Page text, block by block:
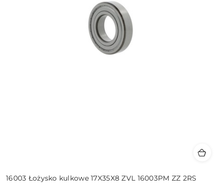
16003 Łożysko kulkowe 17X35X8 ZVL 16003PM ZZ 2RS